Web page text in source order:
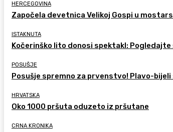
HERCEGOVINA
Započela devetnica Velikoj Gospi u
ISTAKNUTA
Kočerinško lito donosi spektakl: Pogledajte
POSUŠJE
Posušje spremno za prvenstvo! Plavo-
HRVATSKA
Oko 1000 pršuta oduzeto iz pršutane
CRNA KRONIKA